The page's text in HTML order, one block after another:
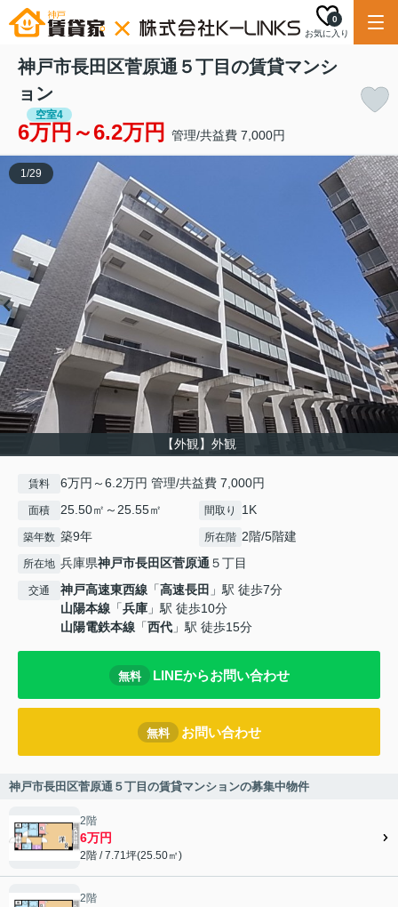
お気に入り
0
神戸市長田区菅原通５丁目の賃貸マンシ
ョン
空室4
6万円～6.2万円 管理/共益費 7,000円
【外観】外観
1/29
賃料 6万円～6.2万円 管理/共益費 7,000円
面積 25.50㎡～25.55㎡ 間取り 1K
築年数 築9年 所在階 2階/5階建
所在地 兵庫県神戸市長田区菅原通５丁目
交通 神戸高速東西線 「高速長田 」駅 徒歩7分
山陽本線 「兵庫 」駅 徒歩10分
山陽電鉄本線 「西代 」駅 徒歩15分
無料 LINEからお問い合わせ
無料 お問い合わせ
神戸市長田区菅原通５丁目の賃貸マンションの募集中物件
2階
6万円
2階 / 7.71坪(25.50㎡)
2階